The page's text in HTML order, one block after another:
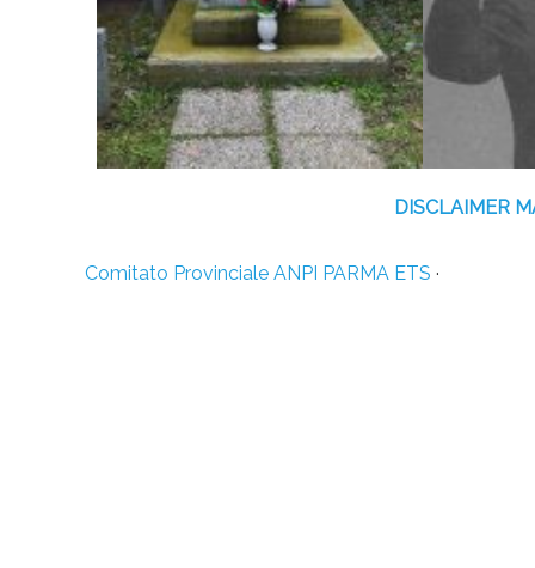
DISCLAIMER
Comitato Provinciale ANPI PARMA ETS ·